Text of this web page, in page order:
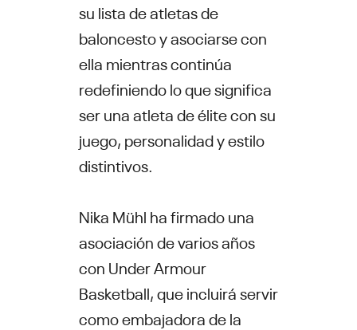
su lista de atletas de
baloncesto y asociarse con
ella mientras continúa
redefiniendo lo que significa
ser una atleta de élite con su
juego, personalidad y estilo
distintivos.
Nika Mühl ha firmado una
asociación de varios años
con Under Armour
Basketball, que incluirá servir
como embajadora de la